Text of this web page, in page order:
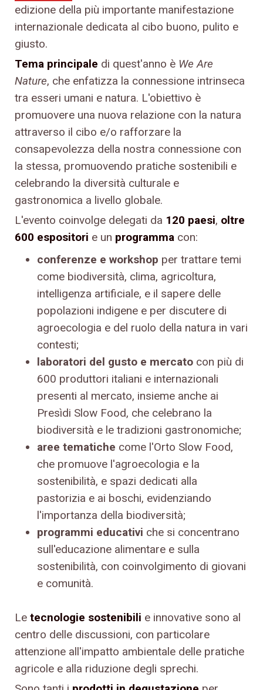
edizione della più importante manifestazione
internazionale dedicata al cibo buono, pulito e
giusto.
Tema principale di quest'anno è We Are
Nature, che enfatizza la connessione intrinseca
tra esseri umani e natura. L'obiettivo è
promuovere una nuova relazione con la natura
attraverso il cibo e/o rafforzare la
consapevolezza della nostra connessione con
la stessa, promuovendo pratiche sostenibili e
celebrando la diversità culturale e
gastronomica a livello globale.
L'evento coinvolge delegati da 120 paesi, oltre
600 espositori e un programma con:
conferenze e workshop per trattare temi
come biodiversità, clima, agricoltura,
intelligenza artificiale, e il sapere delle
popolazioni indigene e per discutere di
agroecologia e del ruolo della natura in vari
contesti;
laboratori del gusto e mercato con più di
600 produttori italiani e internazionali
presenti al mercato, insieme anche ai
Presìdi Slow Food, che celebrano la
biodiversità e le tradizioni gastronomiche;
aree tematiche come l'Orto Slow Food,
che promuove l'agroecologia e la
sostenibilità, e spazi dedicati alla
pastorizia e ai boschi, evidenziando
l'importanza della biodiversità;
programmi educativi che si concentrano
sull'educazione alimentare e sulla
sostenibilità, con coinvolgimento di giovani
e comunità.
Le tecnologie sostenibili e innovative sono al
centro delle discussioni, con particolare
attenzione all'impatto ambientale delle pratiche
agricole e alla riduzione degli sprechi.